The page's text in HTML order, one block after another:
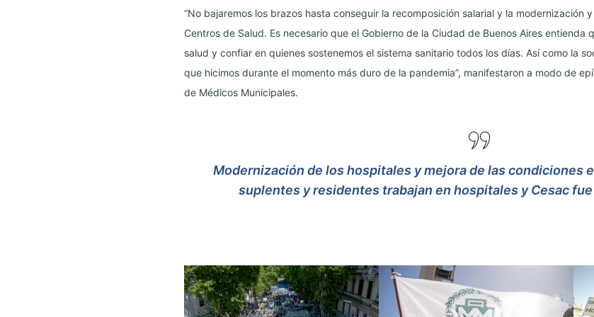
“No bajaremos los brazos hasta conseguir la recomposición salarial y la modernización
Centros de Salud. Es necesario que el Gobierno de la Ciudad de Buenos Aires
salud y confiar en quienes sostenemos el sistema sanitario todos los días. Así como la
que hicimos durante el momento más duro de la pandemia”, manifestaron a modo de
de Médicos Municipales.
Modernización de los hospitales y mejora de las condiciones
suplentes y residentes trabajan en hospitales y Cesac